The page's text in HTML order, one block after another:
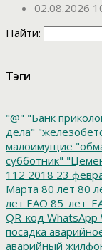
02.08.2026
Найти:
Тэги
"@" "Банк
дела"
малоимущие
субботник"
112 2018 23
Марта 80 лет 80
лет ЕАО
QR-код WhatsApp
посадка
аварийный